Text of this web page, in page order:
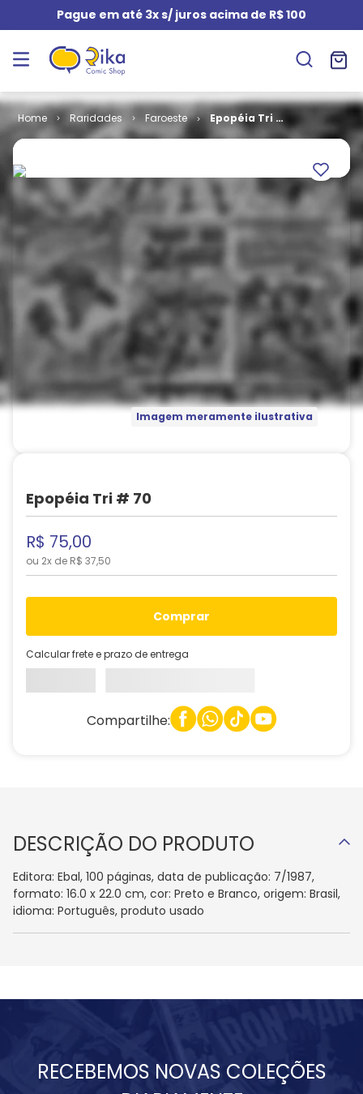
Pague em até 3x s/ juros acima de R$ 100
Raridades Faroeste
Epopéia Tri #
Imagem meramente ilustrativa
Epopéia Tri # 70
R$ 75,00
ou 2x de R$ 37,50
comprar
Calcular frete e prazo de entrega
Compartilhe:
DESCRIÇÃO DO PRODUTO
Editora: Ebal, 100 páginas, data de publicação: 7/1987,
formato: 16.0 x 22.0 cm, cor: Preto e Branco, origem: Brasil,
idioma: Português, produto usado
RECEBEMOS NOVAS COLEÇÕES